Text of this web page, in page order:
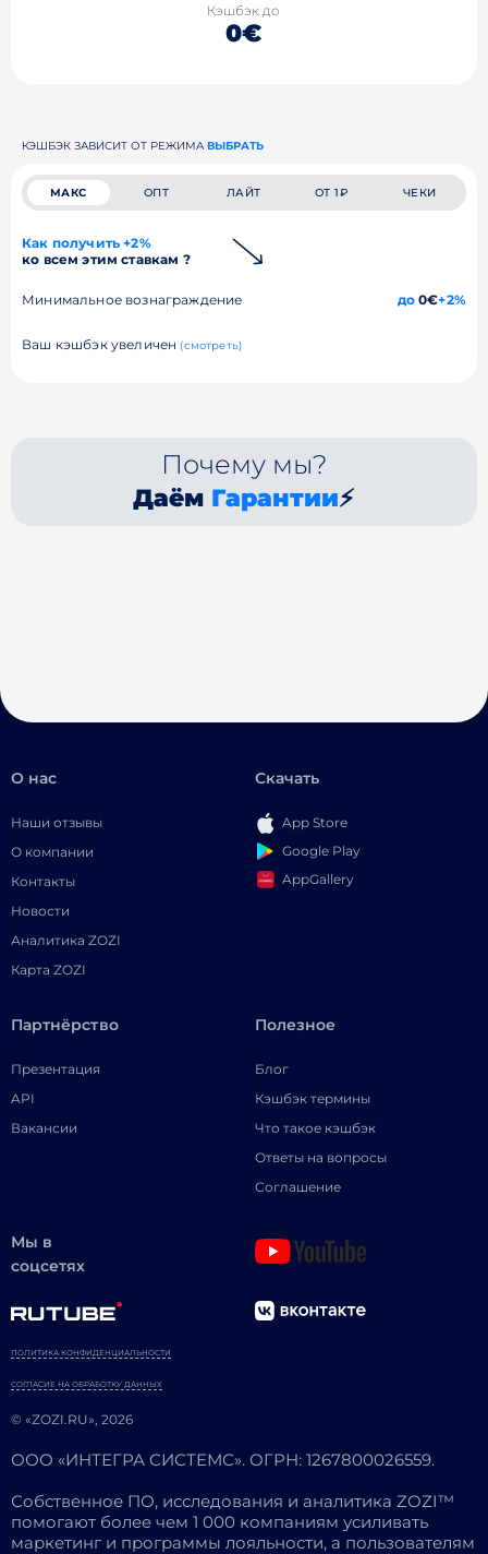
Кэшбэк до
0€
КЭШБЭК ЗАВИСИТ ОТ РЕЖИМА ВЫБРАТЬ
МАКС ОПТ ЛАЙТ ОТ 1₽ ЧЕКИ
Как получить +2%
ко всем этим ставкам ?
Минимальное вознаграждение до0€+2%
Ваш кэшбэк увеличен (смотреть)
Почему мы?
Даём Гарантии⚡
О нас
Наши отзывы
О компании
Контакты
Новости
Аналитика ZOZI
Карта ZOZI
Скачать
App Store
Google Play
AppGallery
Партнёрство
Презентация
API
Вакансии
Полезное
Блог
Кэшбэк термины
Что такое кэшбэк
Ответы на вопросы
Соглашение
Мы в
соцсетях
© «ZOZI.RU», 2026
ПОЛИТИКА КОНФИДЕНЦИАЛЬНОСТИ
СОГЛАСИЕ НА ОБРАБОТКУ ДАННЫХ
ООО «ИНТЕГРА СИСТЕМС». ОГРН: 1267800026559.
Собственное ПО, исследования и аналитика ZOZI™
помогают более чем 1 000 компаниям усиливать
маркетинг и программы лояльности, а пользователям